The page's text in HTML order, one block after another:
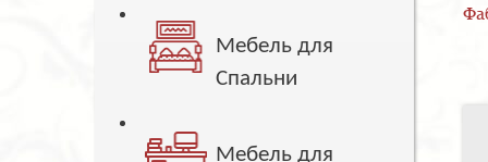
Мебель для
Спальни
Мебель для